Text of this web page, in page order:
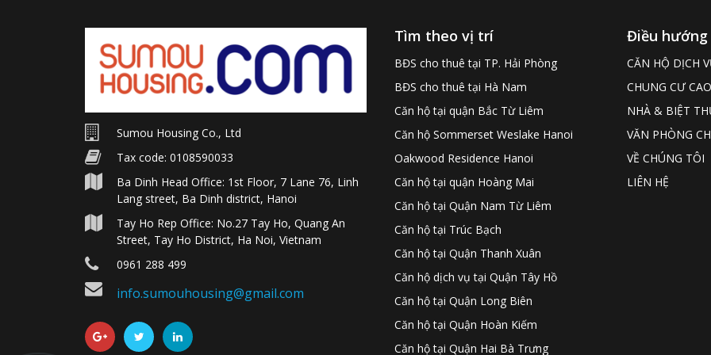
Sumou Housing Co., Ltd
Tax code: 0108590033
Ba Dinh Head Office: 1st Floor, 7 Lane 76, Linh
Lang street, Ba Dinh district, Hanoi
Tay Ho Rep Office: No.27 Tay Ho, Quang An
Street, Tay Ho District, Ha Noi, Vietnam
0961 288 499
info.sumouhousing@gmail.com
Tìm theo vị trí
BĐS cho thuê tại TP. Hải Phòng
BĐS cho thuê tại Hà Nam
Căn hộ tại quận Bắc Từ Liêm
Căn hộ Sommerset Weslake Hanoi
Oakwood Residence Hanoi
Căn hộ tại quận Hoàng Mai
Căn hộ tại Quận Nam Từ Liêm
Căn hộ tại Trúc Bạch
Căn hộ tại Quận Thanh Xuân
Căn hộ dịch vụ tại Quận Tây Hồ
Căn hộ tại Quận Long Biên
Căn hộ tại Quận Hoàn Kiếm
Căn hộ tại Quận Hai Bà Trưng
Điều hướng
CĂN HỘ DỊCH
CHUNG CƯ
NHÀ & BIỆT
VĂN PHÒNG
VỀ CHÚNG TÔI
LIÊN HỆ